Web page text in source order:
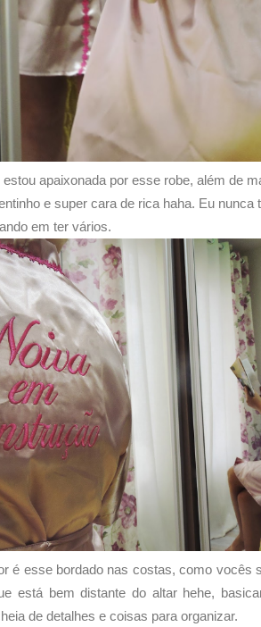
estou apaixonada por esse robe, além de
e super cara de rica haha. Eu nunca
em ter vários.
esse bordado nas costas, como vocês
está bem distante do altar hehe,
de detalhes e coisas para organizar.